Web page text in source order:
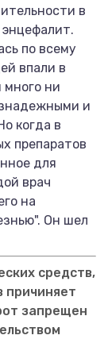
в
по всему
впали в
много ни
и
когда в
препаратов
для
врач
на
Он шел
средств,
причиняет
запрещен